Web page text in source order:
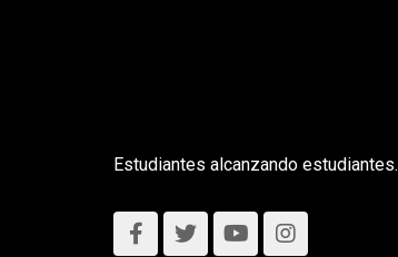
Estudiantes alcanzando estudiantes.